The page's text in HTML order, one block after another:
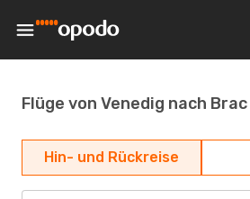
Flüge von Venedig nach Brac
Hin- und Rückreise